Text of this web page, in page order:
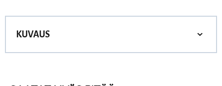
KUVAUS